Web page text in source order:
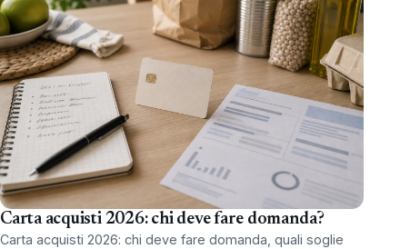
Carta acquisti 2026: chi deve fare domanda?
Carta acquisti 2026: chi deve fare domanda, quali soglie